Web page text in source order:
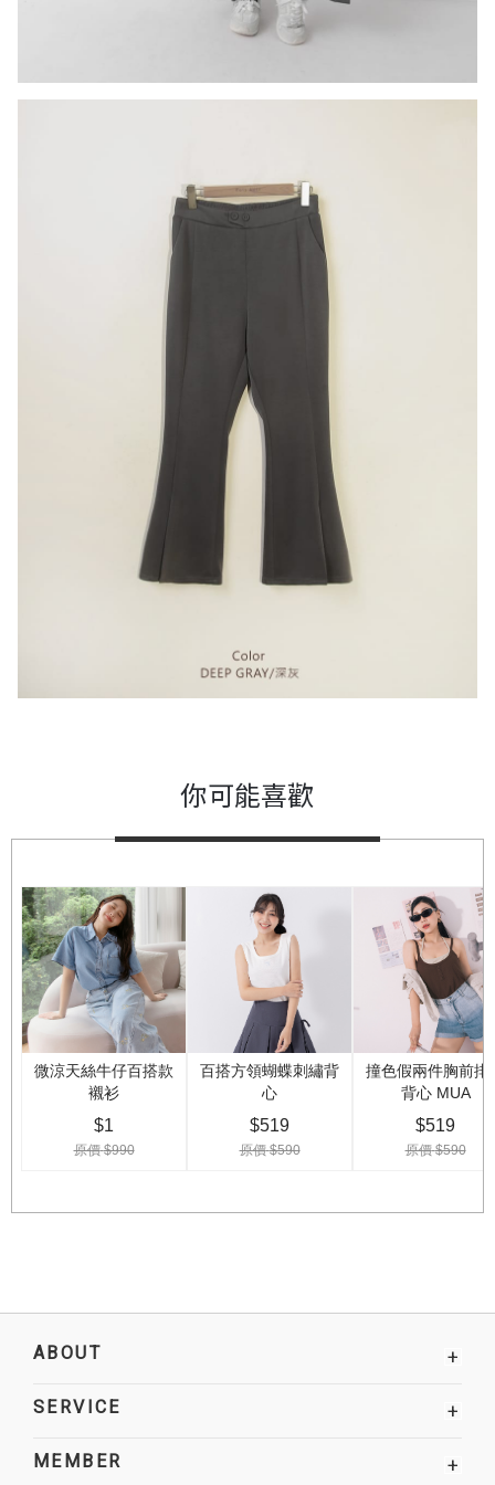
你可能喜歡
ABOUT +
SERVICE +
MEMBER +